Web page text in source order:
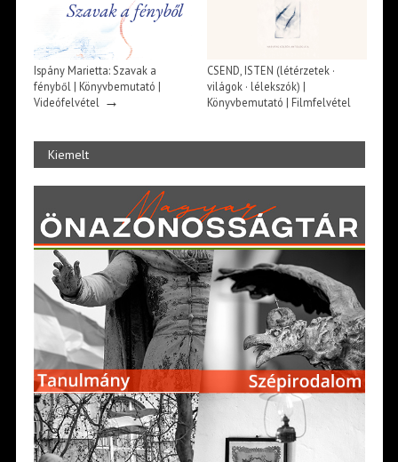
Ispány Marietta: Szavak a
fényből | Könyvbemutató |
Videófelvétel→
CSEND, ISTEN (létérzetek ·
világok · lélekszók) |
Könyvbemutató | Filmfelvétel
Kiemelt